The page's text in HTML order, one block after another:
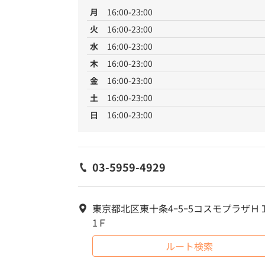
月
16:00-23:00
火
16:00-23:00
水
16:00-23:00
木
16:00-23:00
金
16:00-23:00
土
16:00-23:00
日
16:00-23:00
03-5959-4929
東京都北区東十条4ｰ5ｰ5コスモプラザＨ
1Ｆ
ルート検索